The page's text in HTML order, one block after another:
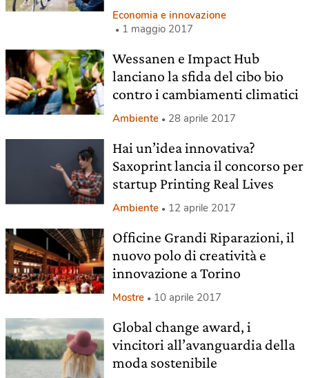
Economia e innovazione
1 maggio 2017
Wessanen e Impact Hub
lanciano la sfida del cibo bio
contro i cambiamenti climatici
Ambiente 28 aprile 2017
Hai un’idea innovativa?
Saxoprint lancia il concorso per
startup Printing Real Lives
Ambiente 12 aprile 2017
Officine Grandi Riparazioni, il
nuovo polo di creatività e
innovazione a Torino
Mostre 10 aprile 2017
Global change award, i
vincitori all’avanguardia della
moda sostenibile